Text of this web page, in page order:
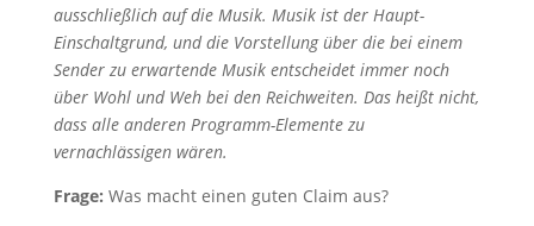
ausschließlich auf die Musik. Musik ist der Haupt-
Einschaltgrund, und die Vorstellung über die bei einem
Sender zu erwartende Musik entscheidet immer noch
über Wohl und Weh bei den Reichweiten. Das heißt nicht,
dass alle anderen Programm-Elemente zu
vernachlässigen wären.
Frage: Was macht einen guten Claim aus?